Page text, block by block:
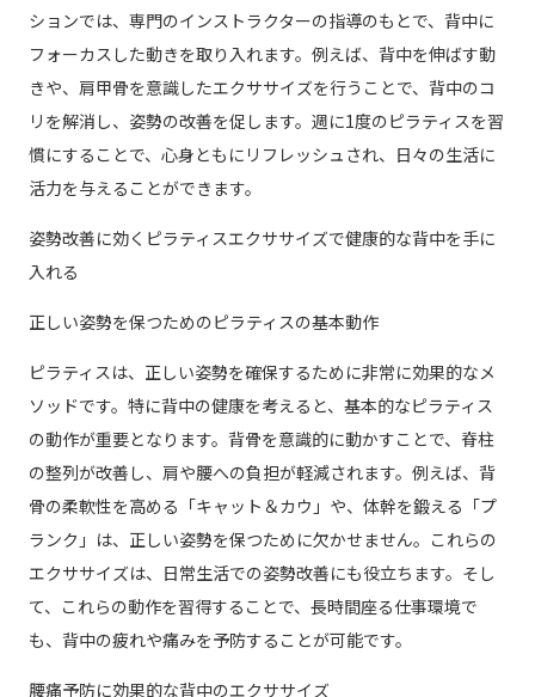
ションでは、専門のインストラクターの指導のもとで、背中に
フォーカスした動きを取り入れます。例えば、背中を伸ばす動
きや、肩甲骨を意識したエクササイズを行うことで、背中のコ
リを解消し、姿勢の改善を促します。週に1度のピラティスを習
慣にすることで、心身ともにリフレッシュされ、日々の生活に
活力を与えることができます。
姿勢改善に効くピラティスエクササイズで健康的な背中を手に
入れる
正しい姿勢を保つためのピラティスの基本動作
ピラティスは、正しい姿勢を確保するために非常に効果的なメ
ソッドです。特に背中の健康を考えると、基本的なピラティス
の動作が重要となります。背骨を意識的に動かすことで、脊柱
の整列が改善し、肩や腰への負担が軽減されます。例えば、背
骨の柔軟性を高める「キャット＆カウ」や、体幹を鍛える「プ
ランク」は、正しい姿勢を保つために欠かせません。これらの
エクササイズは、日常生活での姿勢改善にも役立ちます。そし
て、これらの動作を習得することで、長時間座る仕事環境で
も、背中の疲れや痛みを予防することが可能です。
腰痛予防に効果的な背中のエクササイズ